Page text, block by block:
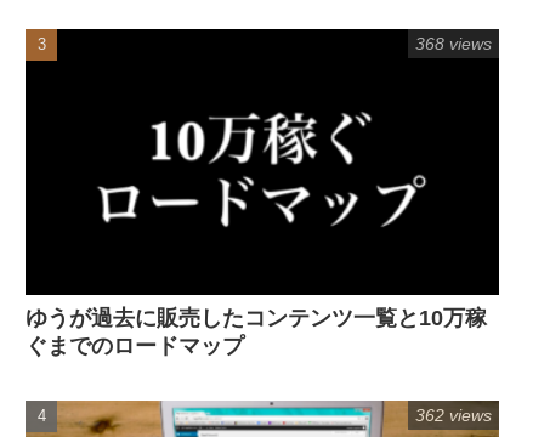
ゆうが過去に販売したコンテンツ一覧と10万稼
ぐまでのロードマップ
368 views
362 views